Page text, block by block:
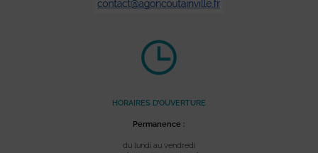
HORAIRES D’OUVERTURE
Permanence :
du lundi au vendredi